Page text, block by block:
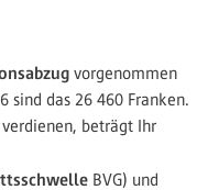
vorgenommen
sind das 26 460 Franken.
beträgt Ihr
BVG) und